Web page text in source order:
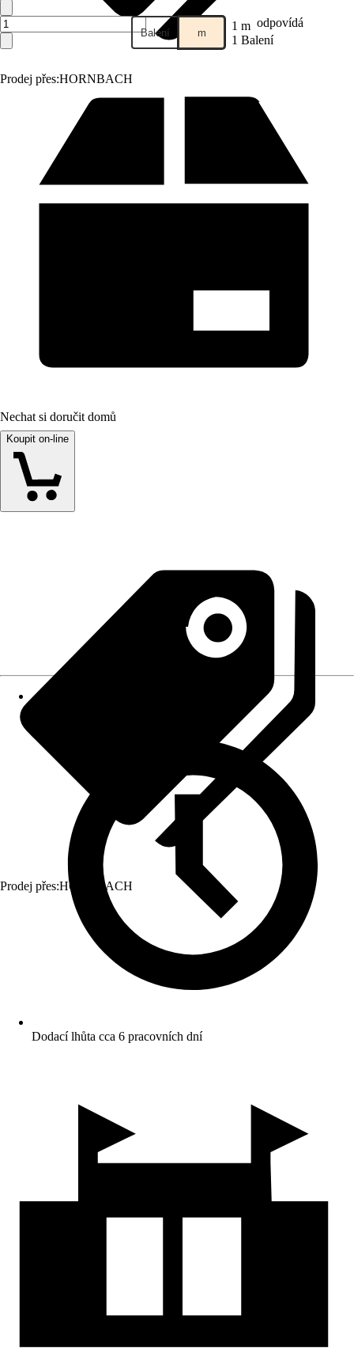
Prodej přes:HORNBACH
Balení m 1 m odpovídá
1 Balení
Nechat si doručit domů
Koupit on-line
Prodej přes:HORNBACH
Dodací lhůta cca 6 pracovních dní